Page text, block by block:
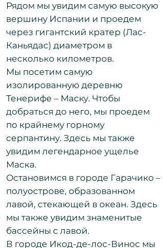
Рядом мы увидим самую высокую
вершину Испании и проедем
через гигантский кратер (Лас-
Каньядас) диаметром в
несколько километров.​
Мы посетим самую
изолированную деревню
Тенерифе – Маску. Чтобы
добраться до него, мы проедем
по крайнему горному
серпантину. Здесь мы также
увидим легендарное ущелье
Маска.​
Остановимся в городе Гарачико –
полуострове, образованном
лавой, стекающей в океан. Здесь
мы также увидим знаменитые
бассейны с лавой.​
В городе Икод-де-лос-Винос мы